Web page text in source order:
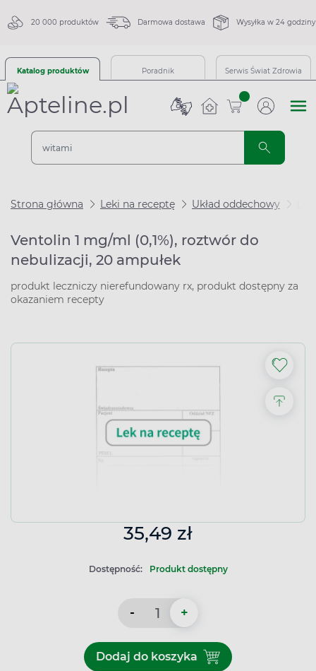
20 000 produktów Darmowa dostawa Wysyłka w 24 godziny
Katalog produktów Poradnik Serwis Świat Zdrowia
sztuk
Strona główna Leki na receptę Układ oddechowy
Ventolin 1 mg/ml (0,1%), roztwór do
nebulizacji, 20 ampułek
produkt leczniczy nierefundowany rx, produkt dostępny za
okazaniem recepty
35,49 zł
Dostępność: Produkt dostępny
- +
Dodaj do koszykaDodaj do koszyka Ventolin